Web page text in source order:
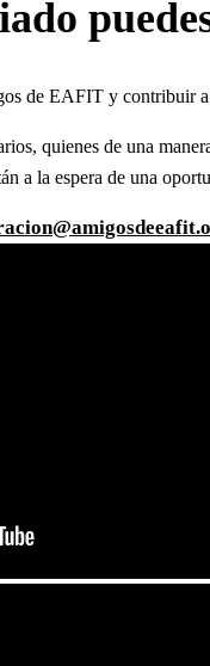
de EAFIT y contribuir
quienes de una
a la espera de una